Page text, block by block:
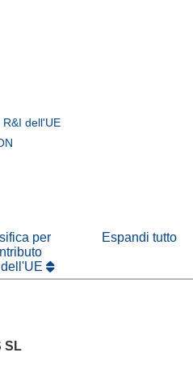
dell'UE
per
Espandi tutto
SL